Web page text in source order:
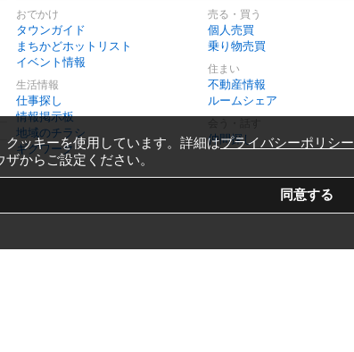
おでかけ
タウンガイド
まちかどホットリスト
イベント情報
生活情報
仕事探し
情報掲示板
地域のチラシ
ギグワーク
売る・買う
個人売買
乗り物売買
住まい
不動産情報
ルームシェア
仲間探し
ッキーを使用しています。詳細はプライバシーポリシー
からご設定ください。